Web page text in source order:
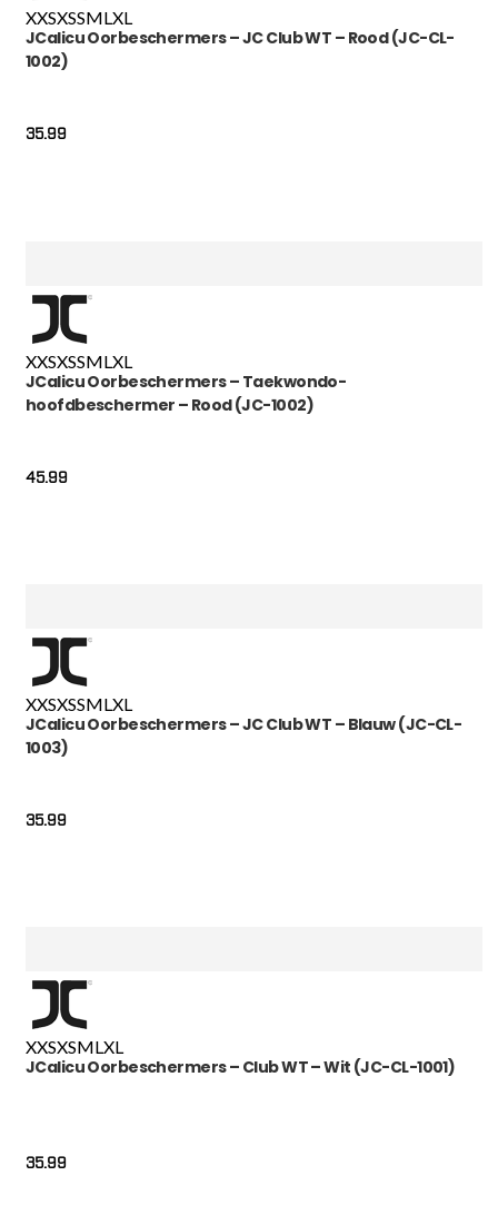
XXSXSSMLXL
JCalicu Oorbeschermers – JC Club WT – Rood (JC-CL-
1002)
35.99
XXSXSSML XL
JCalicu Oorbeschermers – Taekwondo-
hoofdbeschermer – Rood (JC-1002)
45.99
XXSXSSMLXL
JCalicu Oorbeschermers – JC Club WT – Blauw (JC-CL-
1003)
35.99
XXSXSMLXL
JCalicu Oorbeschermers – Club WT – Wit (JC-CL-1001)
35.99